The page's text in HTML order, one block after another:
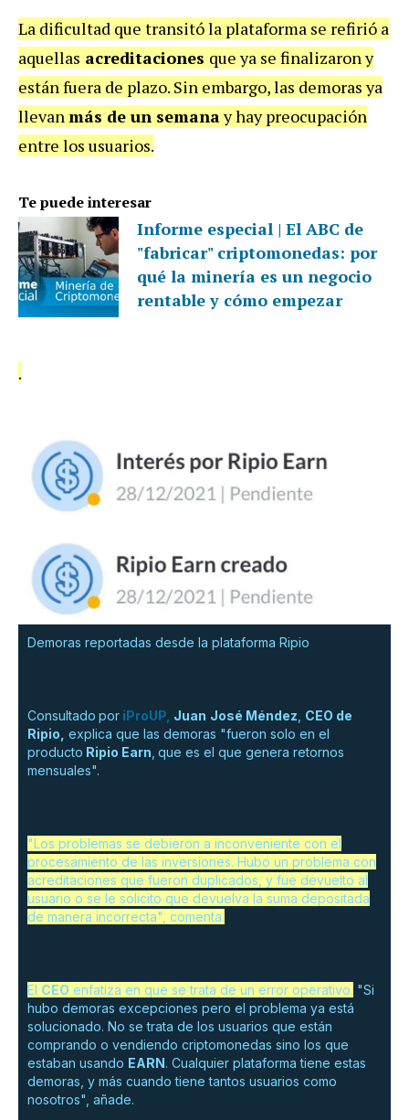
La dificultad que transitó la plataforma se refirió a
aquellas acreditaciones que ya se finalizaron y
están fuera de plazo. Sin embargo, las demoras ya
llevanmás de un semanay hay preocupación
entre los usuarios.
Te puede interesar
Informe especial | El ABC de
"fabricar" criptomonedas: por
qué la minería es un negocio
rentable y cómo empezar
.
Demoras reportadas desde la plataforma Ripio
Consultado por iProUP, Juan José Méndez, CEO de
Ripio, explica que las demoras "fueron solo en el
producto Ripio Earn, que es el que genera retornos
mensuales".
"Los problemas se debieron a inconveniente con el
procesamiento de las inversiones. Hubo un problema con
acreditaciones que fueron duplicados, y fue devuelto al
usuario o se le solicito que devuelva la suma depositada
de manera incorrecta", comenta.
El CEO enfatiza en que se trata de un error operativo. "Si
hubo demoras excepciones pero el problema ya está
solucionado. No se trata de los usuarios que están
comprando o vendiendo criptomonedas sino los que
estaban usando EARN . Cualquier plataforma tiene estas
demoras, y más cuando tiene tantos usuarios como
nosotros", añade.